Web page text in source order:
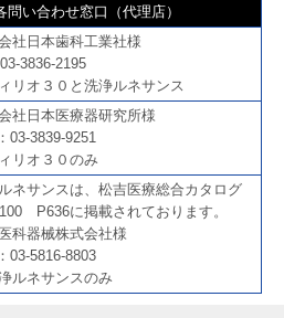
い合わせ窓口（代理店）
社日本歯科工業社様
3836-2195
リオ３０と洗浄ルネサンス
社日本医療器研究所様
03-3839-9251
リオ３０のみ
ネサンスは、松吉医療総合カタログ
P636に掲載されております。
科器械株式会社様
03-5816-8803
ルネサンスのみ